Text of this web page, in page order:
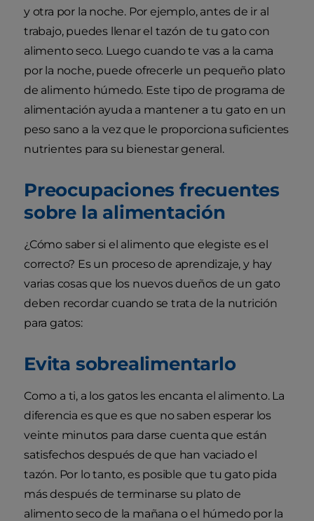
y otra por la noche. Por ejemplo, antes de ir al
trabajo, puedes llenar el tazón de tu gato con
alimento seco. Luego cuando te vas a la cama
por la noche, puede ofrecerle un pequeño plato
de alimento húmedo. Este tipo de programa de
alimentación ayuda a mantener a tu gato en un
peso sano a la vez que le proporciona suficientes
nutrientes para su bienestar general.
Preocupaciones frecuentes
sobre la alimentación
¿Cómo saber si el alimento que elegiste es el
correcto? Es un proceso de aprendizaje, y hay
varias cosas que los nuevos dueños de un gato
deben recordar cuando se trata de la nutrición
para gatos:
Evita sobrealimentarlo
Como a ti, a los gatos les encanta el alimento. La
diferencia es que es que no saben esperar los
veinte minutos para darse cuenta que están
satisfechos después de que han vaciado el
tazón. Por lo tanto, es posible que tu gato pida
más después de terminarse su plato de
alimento seco de la mañana o el húmedo por la